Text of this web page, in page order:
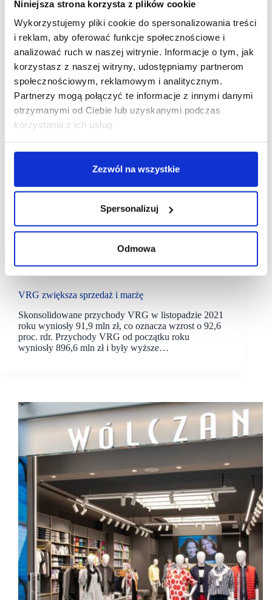
Niniejsza strona korzysta z plików cookie
Wykorzystujemy pliki cookie do spersonalizowania treści
i reklam, aby oferować funkcje społecznościowe i
analizować ruch w naszej witrynie. Informacje o tym, jak
korzystasz z naszej witryny, udostępniamy partnerom
społecznościowym, reklamowym i analitycznym.
Partnerzy mogą połączyć te informacje z innymi danymi
otrzymanymi od Ciebie lub uzyskanymi podczas
korzystania z ich usług.
Zezwól na wszystkie
Spersonalizuj
Odmowa
Cler
Vistula VRG Wólczanka
VRG zwiększa sprzedaż i marżę
Skonsolidowane przychody VRG w listopadzie 2021
roku wyniosły 91,9 mln zł, co oznacza wzrost o 92,6
proc. rdr. Przychody VRG od początku roku
wyniosły 896,6 mln zł i były wyższe…